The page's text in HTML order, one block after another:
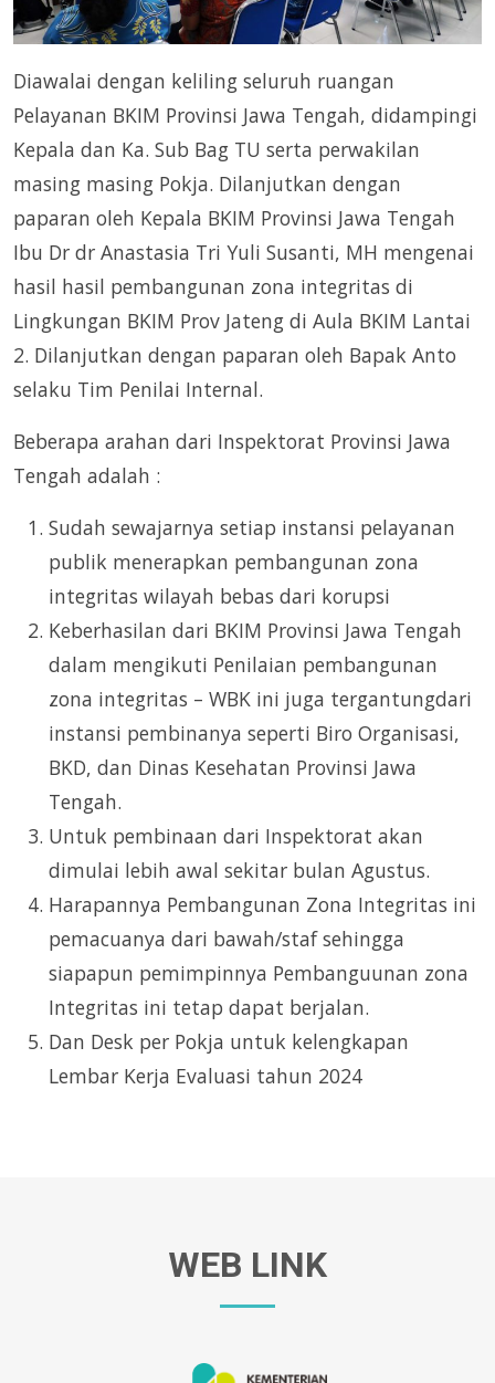
Diawalai dengan keliling seluruh ruangan
Pelayanan BKIM Provinsi Jawa Tengah, didampingi
Kepala dan Ka. Sub Bag TU serta perwakilan
masing masing Pokja. Dilanjutkan dengan
paparan oleh Kepala BKIM Provinsi Jawa Tengah
Ibu Dr dr Anastasia Tri Yuli Susanti, MH mengenai
hasil hasil pembangunan zona integritas di
Lingkungan BKIM Prov Jateng di Aula BKIM Lantai
2. Dilanjutkan dengan paparan oleh Bapak Anto
selaku Tim Penilai Internal.
Beberapa arahan dari Inspektorat Provinsi Jawa
Tengah adalah :
Sudah sewajarnya setiap instansi pelayanan
publik menerapkan pembangunan zona
integritas wilayah bebas dari korupsi
Keberhasilan dari BKIM Provinsi Jawa Tengah
dalam mengikuti Penilaian pembangunan
zona integritas – WBK ini juga tergantungdari
instansi pembinanya seperti Biro Organisasi,
BKD, dan Dinas Kesehatan Provinsi Jawa
Tengah.
Untuk pembinaan dari Inspektorat akan
dimulai lebih awal sekitar bulan Agustus.
Harapannya Pembangunan Zona Integritas ini
pemacuanya dari bawah/staf sehingga
siapapun pemimpinnya Pembanguunan zona
Integritas ini tetap dapat berjalan.
Dan Desk per Pokja untuk kelengkapan
Lembar Kerja Evaluasi tahun 2024
WEB LINK